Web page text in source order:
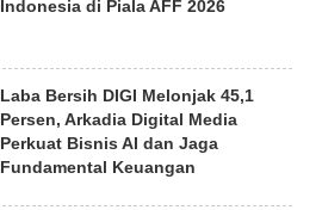
Indonesia di Piala AFF 2026
Laba Bersih DIGI Melonjak 45,1
Persen, Arkadia Digital Media
Perkuat Bisnis AI dan Jaga
Fundamental Keuangan